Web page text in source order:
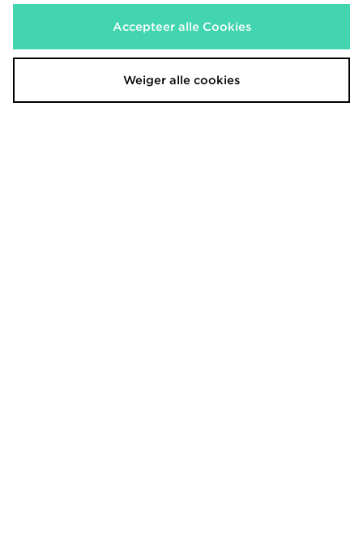
Softshell Jack Kids
Softshell Jack Kids
€60,00
Accepteer alle Cookies
Weiger alle cookies